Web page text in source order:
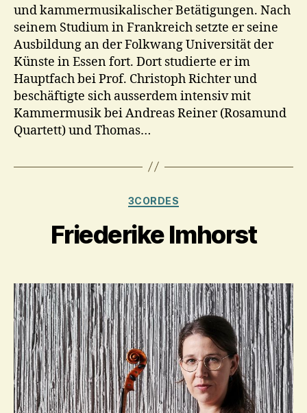
und kammermusikalischer Betätigungen. Nach
seinem Studium in Frankreich setzte er seine
Ausbildung an der Folkwang Universität der
Künste in Essen fort. Dort studierte er im
Hauptfach bei Prof. Christoph Richter und
beschäftigte sich ausserdem intensiv mit
Kammermusik bei Andreas Reiner (Rosamund
Quartett) und Thomas…
Kategorien
3CORDES
Friederike Imhorst